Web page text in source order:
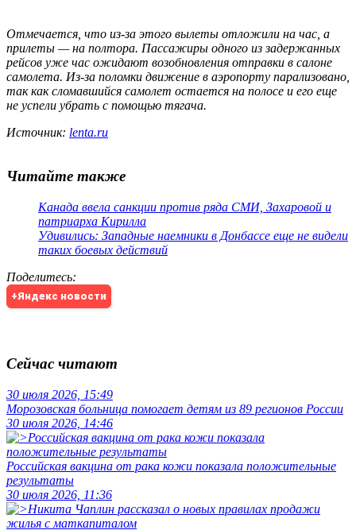
Отмечается, что из-за этого вылеты отложили на час, а
прилеты — на полтора. Пассажиры одного из задержанных
рейсов уже час ожидают возобновления отправки в салоне
самолета. Из-за поломки движение в аэропорту парализовано,
так как сломавшийся самолет остается на полосе и его еще
не успели убрать с помощью тягача.
Источник: lenta.ru
Читайте также
Канада ввела санкции против ряда СМИ, Захаровой и
патриарха Кирилла
Удивились: Западные наемники в Донбассе еще не видели
таких боевых действий
Поделитесь:
+Яндекс новости
Сейчас читают
30 июля 2026, 15:49
Морозовская больница помогает детям из 89 регионов России
30 июля 2026, 14:46
Российская вакцина от рака кожи показала положительные
результаты
30 июля 2026, 11:36